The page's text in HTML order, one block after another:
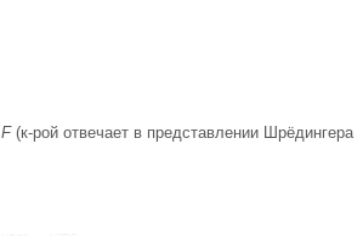
F(к-рой отвечает в представлении Шрёдингера